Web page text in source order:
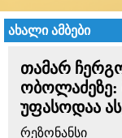
ახალი ამბები
თამარ
ობოლაძეზე:
უფასოდაა
რეზონანსი